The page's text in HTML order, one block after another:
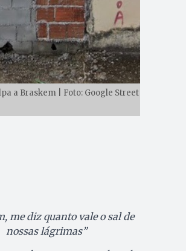
a Braskem | Foto: Google Street
me diz quanto vale o sal de
nossas lágrimas”